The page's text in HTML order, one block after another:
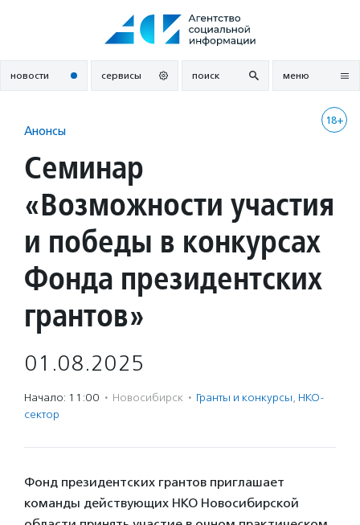
новости сервисы поиск меню
18+
Анонсы
Семинар
«Возможности участия
и победы в конкурсах
Фонда президентских
грантов»
01.08.2025
Начало: 11:00 · Новосибирск · Гранты и конкурсы, НКО-
сектор
Фонд президентских грантов приглашает
команды действующих НКО Новосибирской